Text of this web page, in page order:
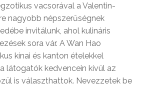
vacsorával a Valentin-
nagyobb népszerűségnek
invitálunk, ahol kulináris
sora vár. A Wan Hao
kínai és kanton ételekkel
látogatók kedvencein kívül az
is választhattok. Nevezzetek be